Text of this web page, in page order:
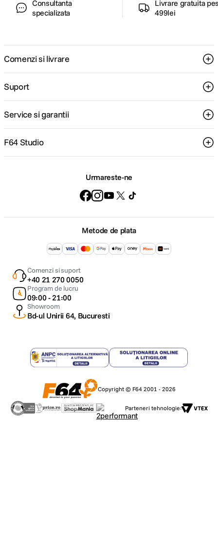
Consultanta
specializata
Livrare gratuita
499lei
Comenzi si livrare
Suport
Service si garantii
F64 Studio
Urmareste-ne
Metode de plata
Comenzi si suport
+40 21 270 0050
Program de lucru
09:00 - 21:00
Showroom
Bd-ul Unirii 64, Bucuresti
Copyright © F64 2001 - 2026
Parteneri tehnologie: